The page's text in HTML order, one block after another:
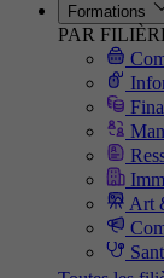
Formations
PAR
Art